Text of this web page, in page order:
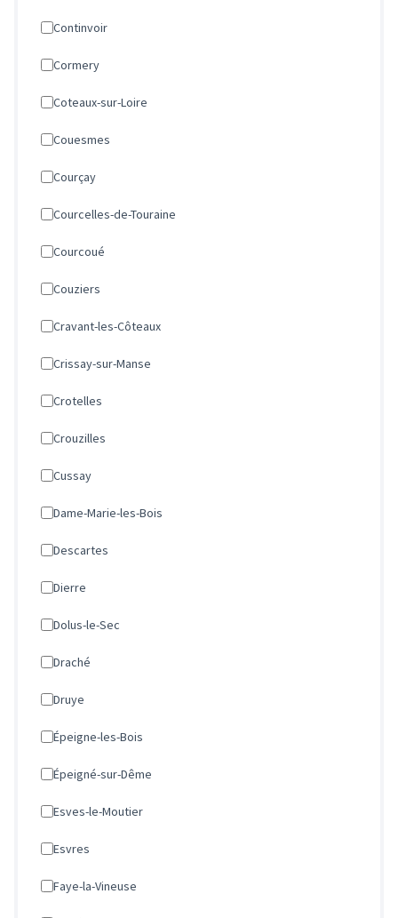
Continvoir
Cormery
Coteaux-sur-Loire
Couesmes
Courçay
Courcelles-de-Touraine
Courcoué
Couziers
Cravant-les-Côteaux
Crissay-sur-Manse
Crotelles
Crouzilles
Cussay
Dame-Marie-les-Bois
Descartes
Dierre
Dolus-le-Sec
Draché
Druye
Épeigne-les-Bois
Épeigné-sur-Dême
Esves-le-Moutier
Esvres
Faye-la-Vineuse